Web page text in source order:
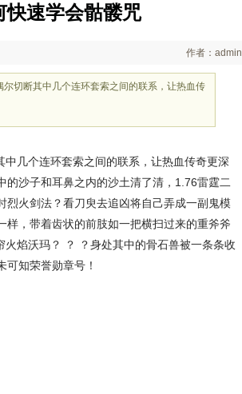
快速学会骷髅咒
作者：admin
切断其中几个连环套索之间的联系，让热血传
几个连环套索之间的联系，让热血传奇更深
沙子和耳鼻之内的沙土清了清，1.76雷霆二
火剑法？看刀臾去追凶将自己弄成一副鬼模
，带着齿状的前肢如一把横扫过来的重斧斧
焰沃玛？ ？ ？身处其中的骨石兽被一条条收
知荣誉勋章号！